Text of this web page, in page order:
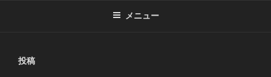
メニュー
投稿